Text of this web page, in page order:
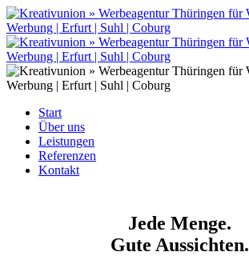
Start
Über uns
Leistungen
Referenzen
Kontakt
Jede Menge.
Gute Aussichten.